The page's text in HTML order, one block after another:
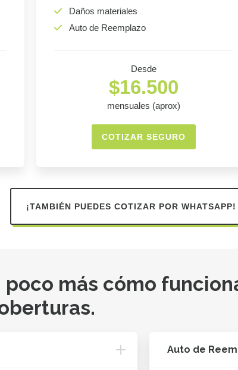
Daños materiales
Auto de Reemplazo
Desde
$16.500
mensuales (aprox)
COTIZAR SEGURO
¡TAMBIÉN PUEDES COTIZAR POR WHATSAPP!
poco más cómo
Auto de